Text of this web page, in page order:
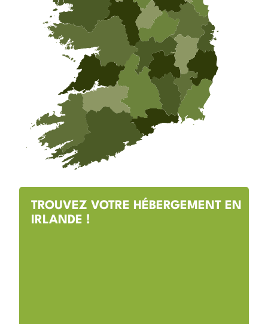
TROUVEZ VOTRE HÉBERGEMENT EN
IRLANDE !